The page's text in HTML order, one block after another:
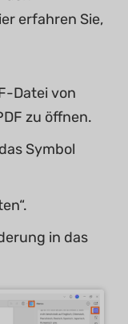
erfahren Sie,
Datei von
zu öffnen.
Symbol
in das